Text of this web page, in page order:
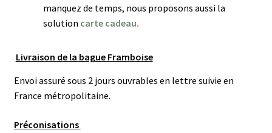
manquez de temps, nous proposons aussi la
solution carte cadeau.
Livraison de la bague Framboise
Envoi assuré sous 2 jours ouvrables en lettre suivie en
France métropolitaine.
Préconisations